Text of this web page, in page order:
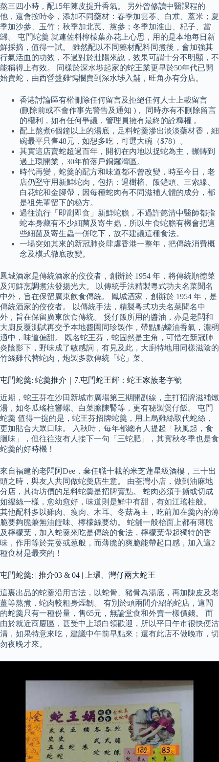
熬三四小時，配15年陳皮提升香氣。 另外曾修讀中醫課程的
他，還會按時令，添加不同藥材：春季加雲苓、白朮、薏米；夏
季加沙參、玉竹；秋季加北芪、黨參；冬季加淮山、杞子、當
歸。 屯門蛇羹 就連佐料檸檬葉亦花上心思，用的是本地每日新
鮮採摘，值得一試。 雖然配以不同藥材配料同煮後，會加強其
行氣活血的功效，不過對於壯陽來說，效果可謂十分不明顯，不
能稱得上有效。 同樣於深水埗起家的蛇王業更早於50年代已開
始賣蛇，由西營盤雞鴨欄賣到深水埗入舖，旺角亦有分店。
香港討論區有權刪除任何留言及拒絕任何人士上載留言
(刪除前或不會作事先警告及通知 )， 同時亦有不刪除留言
的權利，如有任何爭議，管理員擁有最終的詮釋權 。
配上熬煮6個鐘以上的湯底，足料蛇羹滲出淡淡藥材香，細
碗最平只售48元，如想多吃，可選大碗（$78）。
其實這店賣蛇超過百年，開初在內地以捉蛇為主，輾轉到
過上環開業，30年前落戶銅鑼灣區。
時代再變，蛇羹的配方和味道都不曾改變，時至今日，老
店仍堅守用新鮮蛇肉，包括：過樹榕、飯鏟頭、三索線、
白花蛇和金腳帶，因每種蛇肉有不同滋補人體的成分，都
是祖先輩留下的秘方。
過往流行「即劏即食」新鮮蛇膽，不過許懿清中醫師都指
蛇本身藏有不少細菌及寄生蟲，所以生食蛇膽有機會把這
些細菌及寄生蟲一併吃下，故不建議這種食法。
一場突如其來的新冠肺炎肆虐香港一整年，把傳統消費概
念及模式徹底改變。
鳳城酒家是傳統酒家的佼佼者，創辦於 1954 年，將傳統順德菜
及河鮮烹調煮法發揚光大。 以傳統手法精製粵式功夫名菜聞名
中外，旨在保留廣東飲食傳統。 鳳城酒家，創辦於 1954 年，是
傳統酒家的佼佼者。 以傳統手法，精製粵式功夫名菜聞名中
外，旨在保留廣東飲食傳統。 煲仔飯所用的醬油，亦是老闆和
大廚反覆測試再交予本地醬園同珍製作，帶點點蠔油香氣，濃稠
適中，味道偏甜。 既名蛇王芬，蛇固然是主角，可惜在新冠肺
炎陰影下，野味成了敏感詞，有見及此，大廚特地用同樣滋陰的
竹絲雞代替蛇肉，炮製多款傳統「蛇」菜。
屯門蛇羹: 蛇羹推介｜7.屯門蛇王輝：蛇王家族老字號
近期，蛇王芬在沙田新城市廣場第三期開副線，主打招牌滋補燉
湯，如冬瓜瑤柱響螺、白菜膽陳腎等，更有秘製煲仔飯。 屯門
蛇羹 值得一提的是，蛇王芬招牌蛇羹，用上烏雞絲取代蛇絲，
更加貼合大眾口味。 入秋時，每年都總有人提起「秋風起，食
臘味」，但往往沒有人接下一句「三蛇肥」，其實秋冬季也是食
蛇羹的好時機！
來自福建的老闆阿Dee，棄任職十載的米芝蓮星級酒樓，三十出
頭之時，與友人共同做蛇羮店生意。 由荃灣小店，做到油麻地
分店，其街坊價的足料蛇羮是招牌賣點。 蛇肉必須手撕或切成
如縷絲一樣，愈幼愈好，味道則是鮮中有甜，有如江瑤柱般。
其他配料多以雞肉、瘦肉、木耳、冬菇為主，吃前加在羹內的薄
脆要夠脆兼無油饐味、檸檬絲要幼。 蛇舖一般枱面上都有薄脆
及檸檬葉，加入蛇羹來吃是傳統的食法，檸檬葉帶起獨特的香
味，作用等於芫荽或葱般，而薄脆的爽脆能帶起口感，加入這2
種食材是最夾的！
屯門蛇羹: | 推介03 & 04 | 上環、灣仔兩大蛇王
這裏出品的蛇羹沿用古法，以蛇骨、豬骨為湯底，再加陳皮及老
薑等熬煮，蛇肉較粗身煙韌。 有別於頭兩間介紹的蛇店，這間
的蛇羹只有一種份量，售65元，無論堂食和外賣一樣價錢。 而
由於就近商廈區，甚受中上環白領歡迎，所以平日午市很快便沽
清，如果特意來吃，建議中午前早點來；還有此店不做晚市，切
勿夜晚才來。